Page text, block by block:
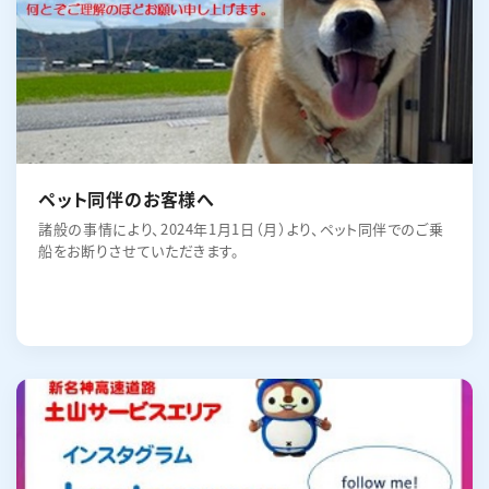
ペット同伴のお客様へ
諸般の事情により、2024年1月1日（月）より、ペット同伴でのご乗
船をお断りさせていただきます。